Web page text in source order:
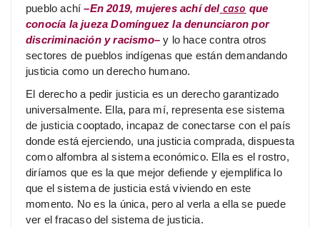
pueblo achí–En 2019, mujeres achí del caso que
conocía la jueza Domínguez la denunciaron por
discriminación y racismo– y lo hace contra otros
sectores de pueblos indígenas que están demandando
justicia como un derecho humano.
El derecho a pedir justicia es un derecho garantizado
universalmente. Ella, para mí, representa ese sistema
de justicia cooptado, incapaz de conectarse con el país
donde está ejerciendo, una justicia comprada, dispuesta
como alfombra al sistema económico. Ella es el rostro,
diríamos que es la que mejor defiende y ejemplifica lo
que el sistema de justicia está viviendo en este
momento. No es la única, pero al verla a ella se puede
ver el fracaso del sistema de justicia.